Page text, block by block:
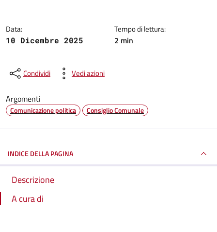
Data:
10 Dicembre 2025
Tempo di lettura:
2 min
Condividi Vedi azioni
Argomenti
Comunicazione politica Consiglio Comunale
INDICE DELLA PAGINA
Descrizione
A cura di